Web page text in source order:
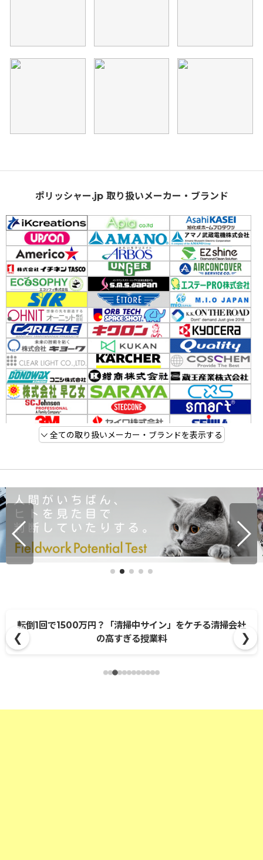
ポリッシャー.jp 取り扱いメーカー・ブランド
全ての取り扱いメーカー・ブランドを表示する
転倒1回で1500万円？「清掃中サイン」をケチる清掃会社
の高すぎる授業料
❮ ❯